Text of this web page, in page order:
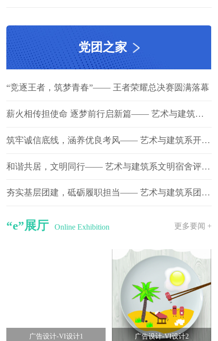
党团之家
“竞逐王者，筑梦青春”—— 王者荣耀总决赛圆满落幕
薪火相传担使命 逐梦前行启新篇—— 艺术与建筑系第四届聘书仪式暨表彰大会圆满举行
筑牢诚信底线，涵养优良考风—— 艺术与建筑系开展诚信考试宣誓大会
和谐共居，文明同行—— 艺术与建筑系文明宿舍评选活动圆满落幕
夯实基层团建，砥砺履职担当—— 艺术与建筑系团支部书记述职报告大会顺利召开
“e”展厅 Online Exhibition 更多要闻 +
广告设计-VI设计1 广告设计-VI设计2